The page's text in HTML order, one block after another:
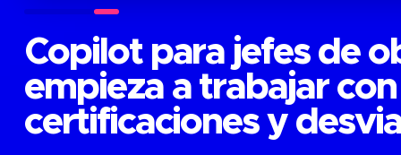
Copilot para jefes de
empieza a trabajar
certificaciones y